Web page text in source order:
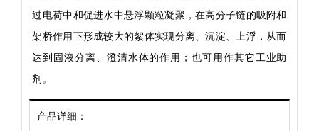
过电荷中和促进水中悬浮颗粒凝聚，在高分子链的吸附和
架桥作用下形成较大的絮体实现分离、沉淀、上浮，从而
达到固液分离、澄清水体的作用；也可用作其它工业助
剂。
产品详细：